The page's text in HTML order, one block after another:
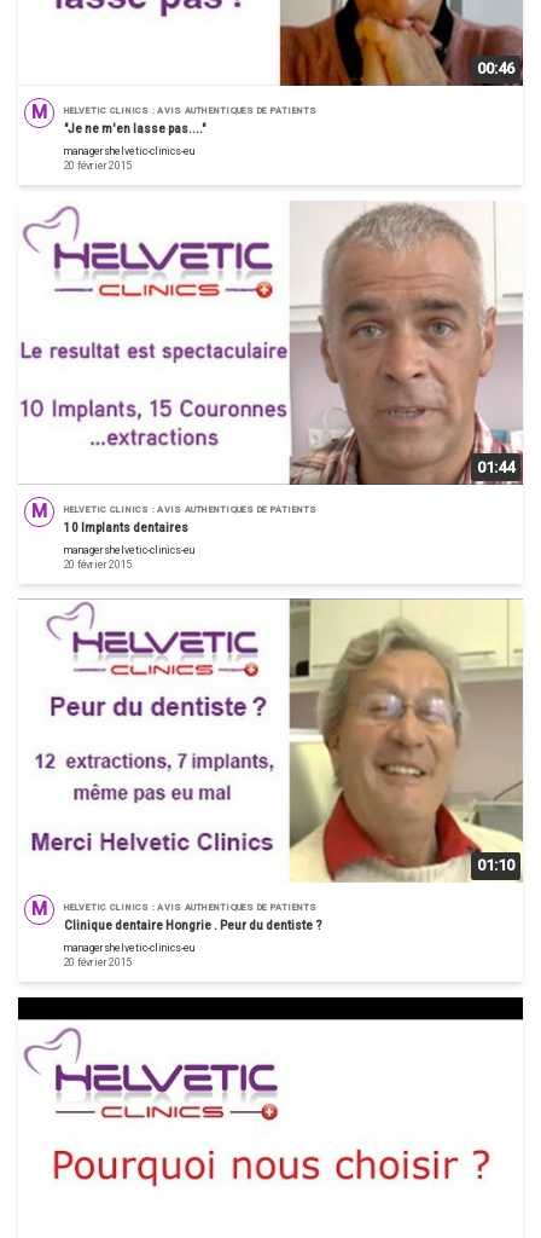
00:46
M HELVETIC CLINICS : AVIS AUTHENTIQUES DE PATIENTS
"Je ne m'en lasse pas...."
managershelvetic-clinics-eu
20 février 2015
01:44
M HELVETIC CLINICS : AVIS AUTHENTIQUES DE PATIENTS
10 Implants dentaires
managershelvetic-clinics-eu
20 février 2015
01:10
M HELVETIC CLINICS : AVIS AUTHENTIQUES DE PATIENTS
Clinique dentaire Hongrie . Peur du dentiste ?
managershelvetic-clinics-eu
20 février 2015